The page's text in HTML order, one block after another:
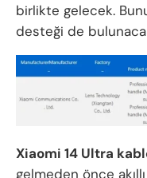
birlikte gelecek.
desteği de
Xiaomi 14 Ultra
gelmeden önce